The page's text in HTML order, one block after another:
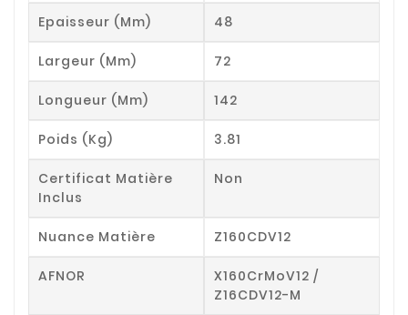
Epaisseur (mm) 48
Largeur (mm) 72
Longueur (mm) 142
Poids (kg) 3.81
Certificat Matière
Inclus
Non
Nuance Matière Z160CDV12
AFNOR
X160CrMoV12 /
Z16CDV12-M